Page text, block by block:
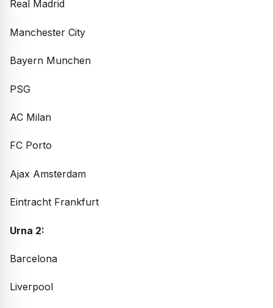
Real Madrid
Manchester City
Bayern Munchen
PSG
AC Milan
FC Porto
Ajax Amsterdam
Eintracht Frankfurt
Urna 2:
Barcelona
Liverpool